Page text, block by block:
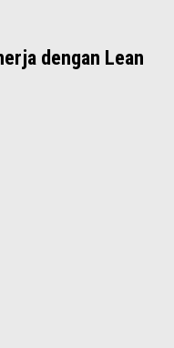
dengan Lean